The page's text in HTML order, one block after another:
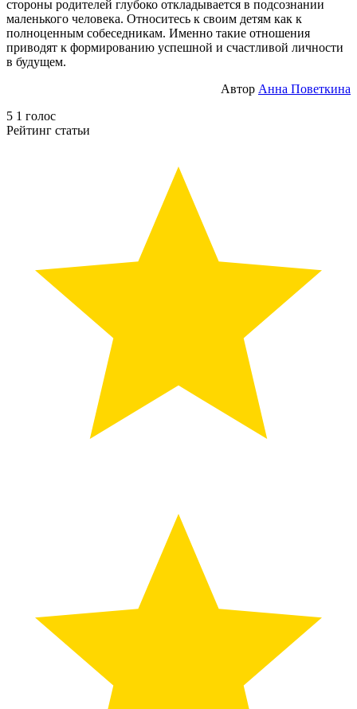
стороны родителей глубоко откладывается в подсознании
маленького человека. Относитесь к своим детям как к
полноценным собеседникам. Именно такие отношения
приводят к формированию успешной и счастливой личности
в будущем.
Автор Анна Поветкина
5 1 голос
Рейтинг статьи